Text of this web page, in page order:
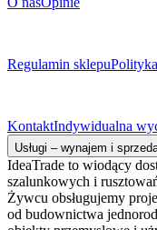
Regulamin sklepu
KontaktIndywidualna
Usługi – wynajem i
IdeaTrade to wiodący
szalunkowych i
Żywcu obsługujemy
od budownictwa